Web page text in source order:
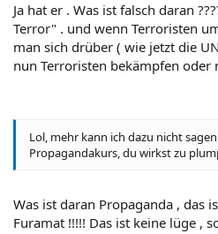
Ja hat er . Was ist falsch daran
Terror" . und wenn Terroristen
man sich drüber ( wie jetzt die
nun Terroristen bekämpfen oder
Lol, mehr kann ich dazu nicht
Propagandakurs, du wirkst zu
Was ist daran Propaganda , das
Furamat !!!!! Das ist keine lüge ,